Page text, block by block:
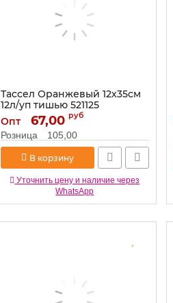
Тассел Оранжевый 12х35см
12л/уп тишью 521125
Артикул: 521125
Опт 67,00 руб
Розница 105,00
В корзину
Уточнить цену и наличие через
WhatsApp